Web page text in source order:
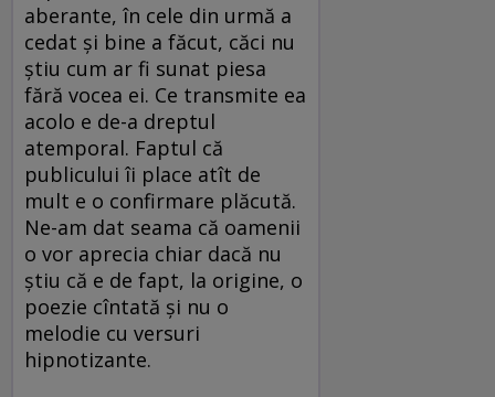
aberante, în cele din urmă a
cedat și bine a făcut, căci nu
știu cum ar fi sunat piesa
fără vocea ei. Ce transmite ea
acolo e de-a dreptul
atemporal. Faptul că
publicului îi place atît de
mult e o confirmare plăcută.
Ne-am dat seama că oamenii
o vor aprecia chiar dacă nu
știu că e de fapt, la origine, o
poezie cîntată și nu o
melodie cu versuri
hipnotizante.